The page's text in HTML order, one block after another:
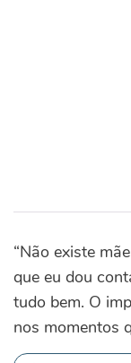
“Não existe
que eu dou
tudo bem. O
nos momentos